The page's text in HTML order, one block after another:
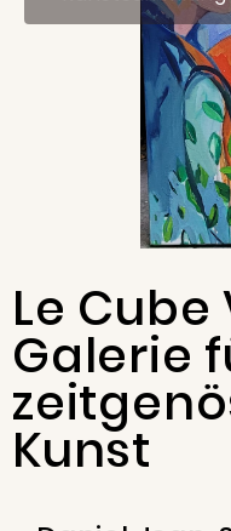
Le Cube
Galerie
Kunst